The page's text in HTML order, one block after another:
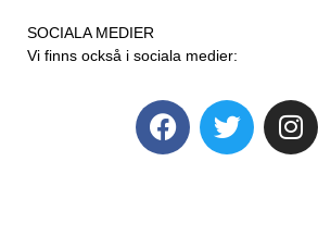
SOCIALA MEDIER
Vi finns också i sociala medier: